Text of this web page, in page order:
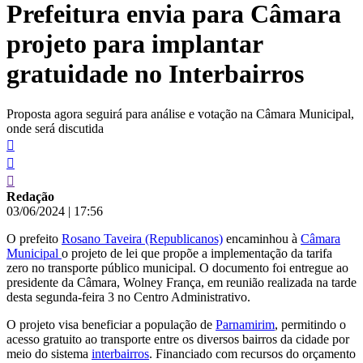
conteúdo
Prefeitura envia para Câmara
projeto para implantar
gratuidade no Interbairros
Proposta agora seguirá para análise e votação na Câmara Municipal,
onde será discutida
Redação
03/06/2024 | 17:56
O prefeito Rosano Taveira (Republicanos) encaminhou à Câmara
Municipal o projeto de lei que propõe a implementação da tarifa
zero no transporte público municipal. O documento foi entregue ao
presidente da Câmara, Wolney França, em reunião realizada na tarde
desta segunda-feira 3 no Centro Administrativo.
O projeto visa beneficiar a população de Parnamirim, permitindo o
acesso gratuito ao transporte entre os diversos bairros da cidade por
meio do sistema interbairros. Financiado com recursos do orçamento